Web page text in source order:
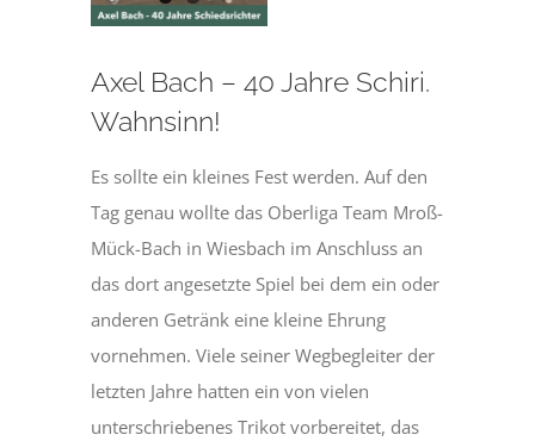
Axel Bach – 40 Jahre Schiri.
Wahnsinn!
Es sollte ein kleines Fest werden. Auf den
Tag genau wollte das Oberliga Team Mroß-
Mück-Bach in Wiesbach im Anschluss an
das dort angesetzte Spiel bei dem ein oder
anderen Getränk eine kleine Ehrung
vornehmen. Viele seiner Wegbegleiter der
letzten Jahre hatten ein von vielen
unterschriebenes Trikot vorbereitet, das